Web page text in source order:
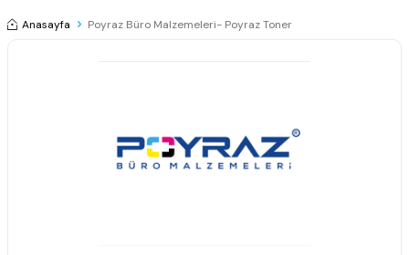
Anasayfa Poyraz Büro Malzemeleri- Poyraz Toner